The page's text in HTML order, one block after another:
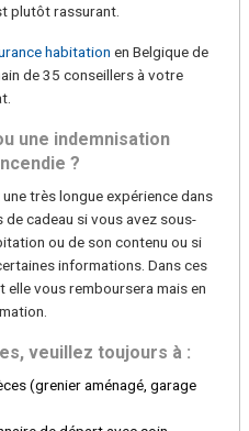
plutôt rassurant.
habitation en Belgique de
de 35 conseillers à votre
une indemnisation
?
très longue expérience dans
cadeau si vous avez sous-
ou de son contenu ou si
informations. Dans ces
elle vous remboursera mais en
veuillez toujours à :
(grenier aménagé, garage